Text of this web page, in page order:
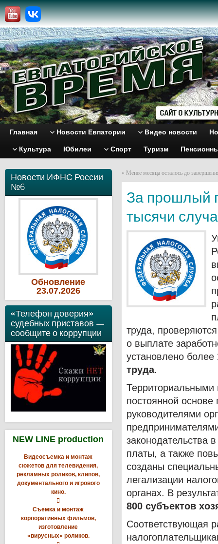
Главная Новости Евпатории Видео новости
Культура Юбилеи Спорт Туризм
Новости ИФНС России
№6
Обновление
23.07.2026
«Телефон доверия»
судебных приставов —
сообщите о коррупции
NEW LINE production
Видеосъемка и монтаж
сюжетов для телевидения,
рекламных роликов, клипов,
документального и игрового
кино.

Съемка и монтаж
корпоративных фильмов,
изготовление
«вирусных» роликов.
« Менее месяца осталось до
За прошлый
тысячи
труда,
о выплате
установлено более
труда.
постоянной основе
руководителями
законодательства
платы, а также
созданы
легализации
органах. В
800 субъектов
Соответствующая